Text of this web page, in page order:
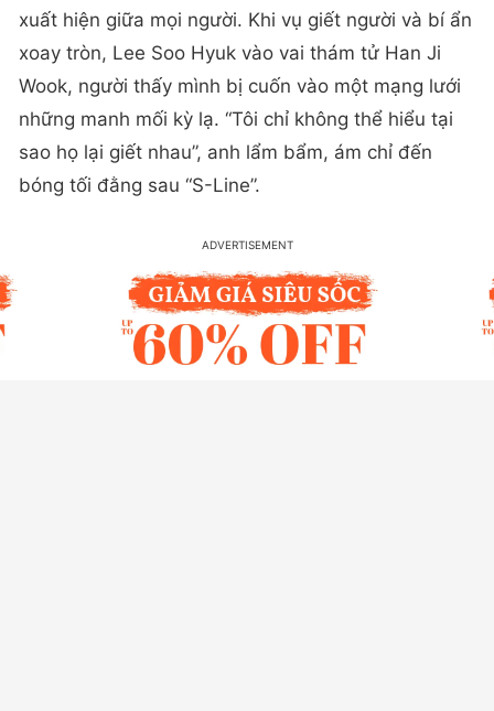
xuất hiện giữa mọi người. Khi vụ giết người và bí ẩn
xoay tròn, Lee Soo Hyuk vào vai thám tử Han Ji
Wook, người thấy mình bị cuốn vào một mạng lưới
những manh mối kỳ lạ. “Tôi chỉ không thể hiểu tại
sao họ lại giết nhau”, anh lẩm bẩm, ám chỉ đến
bóng tối đằng sau “S-Line”.